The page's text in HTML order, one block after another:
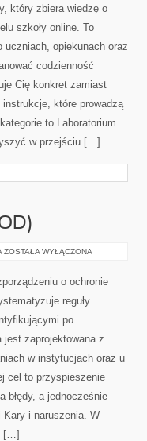
który zbiera wiedzę o
szkoły online. To
opiekunach oraz
codzienność
Cię konkret zamiast
które prowadzą
to Laboratorium
w przejściu […]
INSPEKTOR
ZOSTAŁA WYŁĄCZONA
o ochronie
reguły
po
jest zaprojektowana z
w instytucjach oraz u
cel to przyspieszenie
błędy, a jednocześnie
Kary i naruszenia. W
[…]